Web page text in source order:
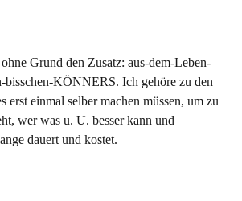
Grund den Zusatz: aus-dem-Leben-
KÖNNERS. Ich gehöre zu den
erst einmal selber machen müssen, um zu
wer was u. U. besser kann und
dauert und kostet.